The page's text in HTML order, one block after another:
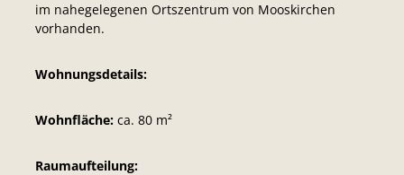
im nahegelegenen Ortszentrum von Mooskirchen
vorhanden.
Wohnungsdetails:
Wohnfläche:ca. 80 m²
Raumaufteilung: